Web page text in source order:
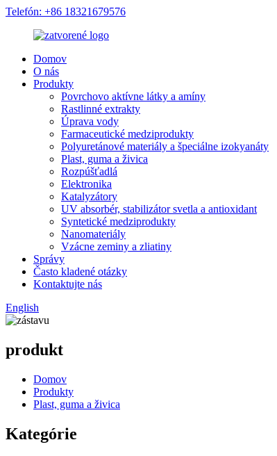
Telefón: +86 18321679576
Domov
O nás
Produkty
Povrchovo aktívne látky a amíny
Rastlinné extrakty
Úprava vody
Farmaceutické medziprodukty
Polyuretánové materiály a špeciálne izokyanáty
Plast, guma a živica
Rozpúšťadlá
Elektronika
Katalyzátory
UV absorbér, stabilizátor svetla a antioxidant
Syntetické medziprodukty
Nanomateriály
Vzácne zeminy a zliatiny
Správy
Často kladené otázky
Kontaktujte nás
English
produkt
Domov
Produkty
Plast, guma a živica
Kategórie